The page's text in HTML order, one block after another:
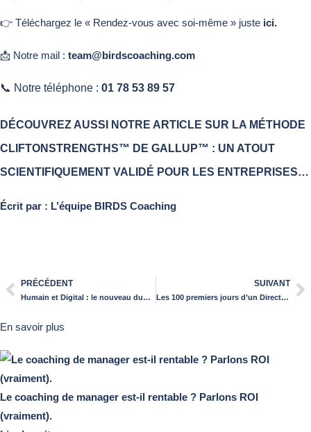
👉 Téléchargez le « Rendez-vous avec soi-même » juste ici.
📩 Notre mail : team@birdscoaching.com
📞 Notre téléphone : 01 78 53 89 57
DÉCOUVREZ AUSSI NOTRE ARTICLE SUR LA MÉTHODE
CLIFTONSTRENGTHS™ DE GALLUP™ : UN ATOUT
SCIENTIFIQUEMENT VALIDÉ POUR LES ENTREPRISES…
Écrit par : L’équipe BIRDS Coaching
PRÉCÉDENT
Humain et Digital : le nouveau duo gagnant du coaching
SUIVANT
Les 100 premiers jours d’un Directeur : un moment fondateur
En savoir plus
Le coaching de manager est-il rentable ? Parlons ROI
(vraiment).